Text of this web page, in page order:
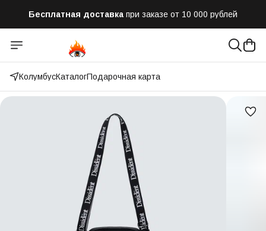
Бесплатная доставка при заказе от 10 000 рублей
Отправим заказ в течении часа после оформления
Оплатим до 50% доставки
КолумбусКаталогПодарочная карта